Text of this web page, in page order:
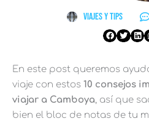
Viajes y Tips
En este post queremos
viaje con estos 10 consejos
viajar a Camboya, así que
bien el bloc de notas de tu